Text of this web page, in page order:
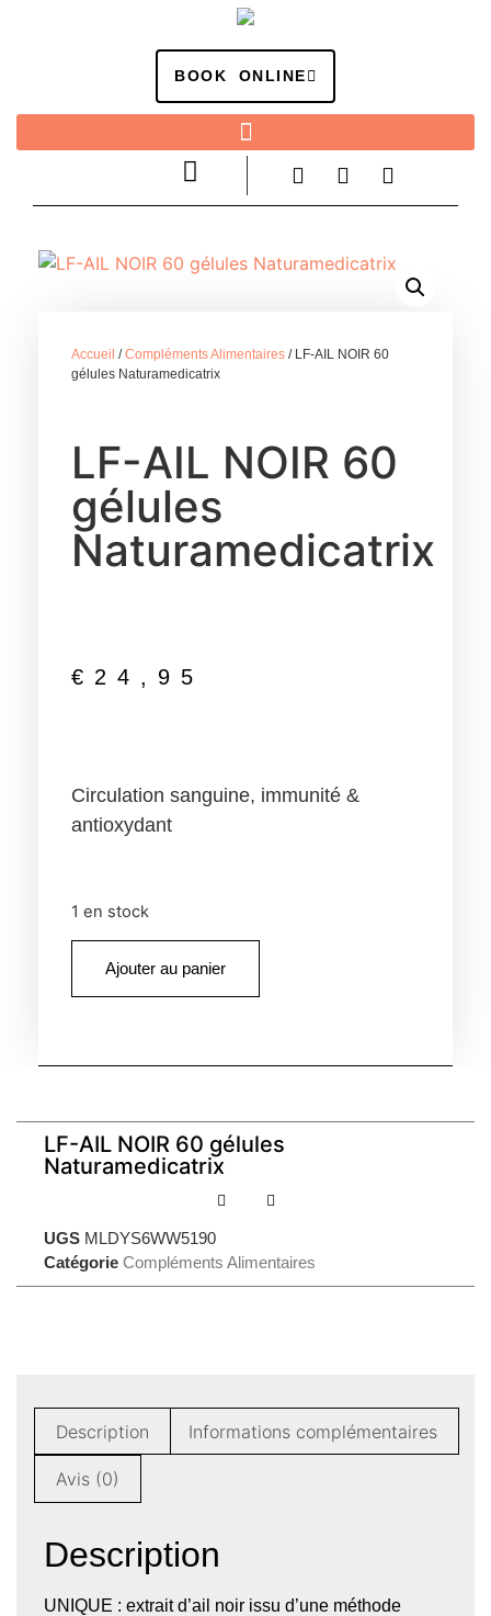
BOOK ONLINE
Accueil /Compléments Alimentaires / LF-AIL NOIR 60
gélules Naturamedicatrix
LF-AIL NOIR 60
gélules
Naturamedicatrix
€ 24,95
Circulation sanguine, immunité &
antioxydant
1 en stock
Ajouter au panier
LF-AIL NOIR 60 gélules
Naturamedicatrix
UGS MLDYS6WW5190
Catégorie Compléments Alimentaires
Description Informations complémentaires
Avis (0)
Description
UNIQUE : extrait d’ail noir issu d’une méthode